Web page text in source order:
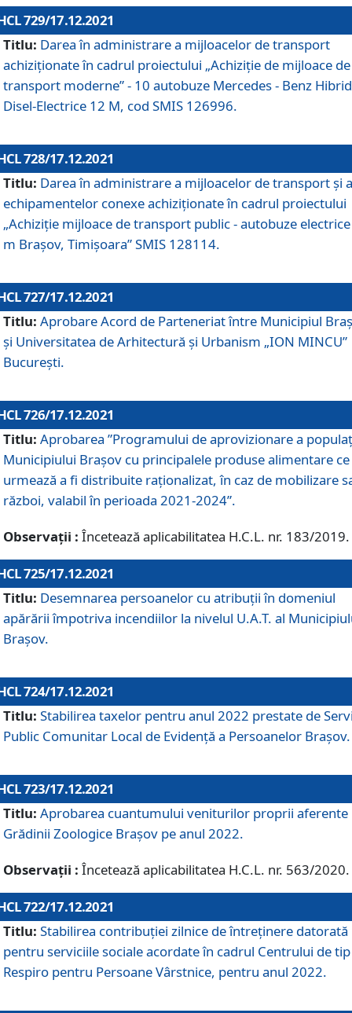
729/17.12.2021
Titlu: Darea în administrare a mijloacelor de transport
achiziționate în cadrul proiectului „Achiziţie de mijloace de
transport moderne” - 10 autobuze Mercedes - Benz Hibrid
Disel-Electrice 12 M, cod SMIS 126996.
728/17.12.2021
Titlu: Darea în administrare a mijloacelor de transport și a
echipamentelor conexe achiziționate în cadrul proiectului
„Achiziție mijloace de transport public - autobuze
m Brașov, Timișoara” SMIS 128114.
727/17.12.2021
Titlu: Aprobare Acord de Parteneriat între Municipiul
și Universitatea de Arhitectură și Urbanism „ION MINCU”
București.
726/17.12.2021
Titlu: Aprobarea ”Programului de aprovizionare a
Municipiului Braşov cu principalele produse alimentare ce
urmează a fi distribuite raționalizat, în caz de mobilizare
război, valabil în perioada 2021-2024”.
Observații : Încetează aplicabilitatea H.C.L. nr. 183/2019.
725/17.12.2021
Titlu: Desemnarea persoanelor cu atribuții în domeniul
apărării împotriva incendiilor la nivelul U.A.T. al
Brașov.
724/17.12.2021
Titlu: Stabilirea taxelor pentru anul 2022 prestate de
Public Comunitar Local de Evidență a Persoanelor Braşov.
723/17.12.2021
Titlu: Aprobarea cuantumului veniturilor proprii aferente
Grădinii Zoologice Braşov pe anul 2022.
Observații : Încetează aplicabilitatea H.C.L. nr. 563/2020.
722/17.12.2021
Titlu: Stabilirea contribuţiei zilnice de întreținere datorată
pentru serviciile sociale acordate în cadrul Centrului de tip
Respiro pentru Persoane Vârstnice, pentru anul 2022.